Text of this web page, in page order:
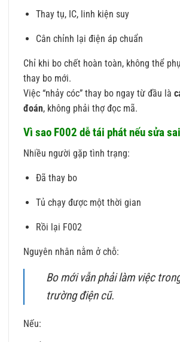
Thay tụ, IC, linh kiện suy
Cân chỉnh lại điện áp chuẩn
Chỉ khi bo chết hoàn toàn, không thể
thay bo mới.
Việc “nhảy cóc” thay bo ngay từ đầu là
đoán, không phải thợ đọc mã.
Vì sao F002 dễ tái phát nếu sửa
Nhiều người gặp tình trạng:
Đã thay bo
Tủ chạy được một thời gian
Rồi lại F002
Nguyên nhân nằm ở chỗ:
Bo mới vẫn phải làm việc
trường điện cũ.
Nếu: